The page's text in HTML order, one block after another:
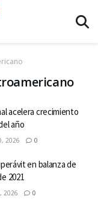
acelera crecimiento
año
2026 0
en balanza de
2021
2026 0